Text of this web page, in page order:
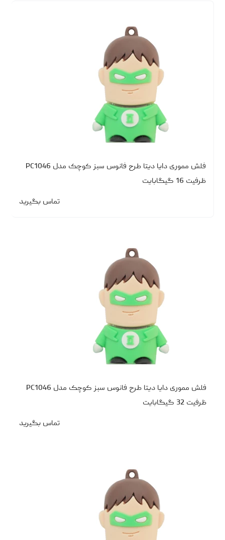
فلش مموری دایا دیتا طرح فانوس سبز کوچک مدل PC1046
ظرفیت 16 گیگابایت
تماس بگیرید
فلش مموری دایا دیتا طرح فانوس سبز کوچک مدل PC1046
ظرفیت 32 گیگابایت
تماس بگیرید